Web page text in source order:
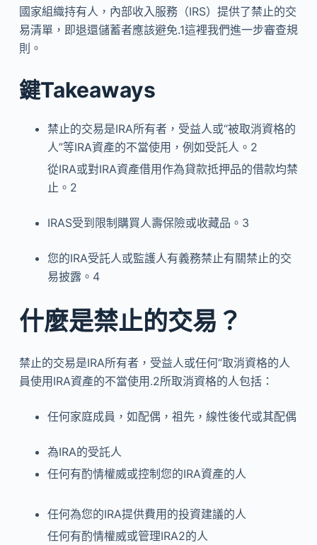
國家組織持有人，內部收入服務（IRS）提供了禁止的交
易清單，即退還儲蓄者應該避免.1這裡我們進一步審查規
則。
鍵Takeaways
禁止的交易是IRA所有者，受益人或“被取消資格的
人”等IRA資產的不當使用，例如受託人。 2
從IRA或對IRA資產借用作為貸款抵押品的借款均禁
止。 2
IRAS受到限制購買人壽保險或收藏品。 3
您的IRA受託人或監護人有義務禁止有關禁止的交
易披露。 4
什麼是禁止的交易？
禁止的交易是IRA所有者，受益人或任何“取消資格的人
員使用IRA資產的不當使用.2所取消資格的人包括：
任何家庭成員，如配偶，祖先，線性後代或其配偶
為IRA的受託人
任何有酌情權威或控制您的IRA資產的人
任何為您的IRA提供費用的投資建議的人
任何有酌情權威或管理IRA2的人